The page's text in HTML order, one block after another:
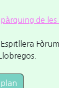
pàrquing de les